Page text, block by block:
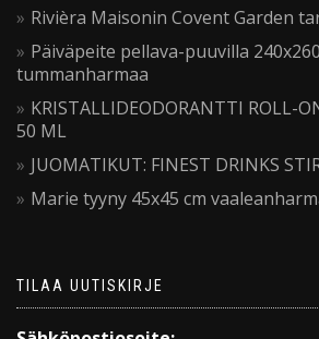
Rivièra Maisonin Covent Garden
Päiväpeite pellava-puuvilla
tummanharmaa
KRISTALLIDEODORANTTI ROLL-
50 ML
JUOMATIKUT: FINEST DRINKS
Marie tyyny 45x45 cm
TILAA UUTISKIRJE